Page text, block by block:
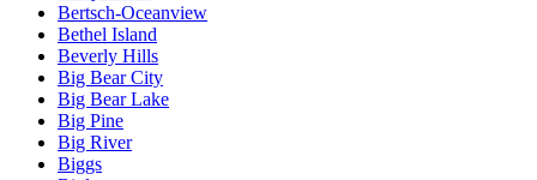
Bertsch-Oceanview
Bethel Island
Beverly Hills
Big Bear City
Big Bear Lake
Big Pine
Big River
Biggs